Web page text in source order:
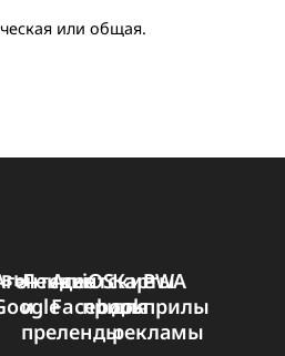
ссылка на
прочесть нашу статью о
.